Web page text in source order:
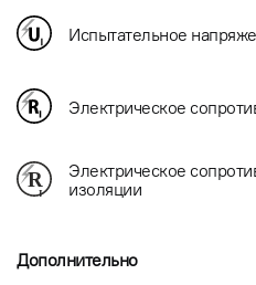
Испытательное
Электрическое
Электрическое
изоляции
Дополнительно